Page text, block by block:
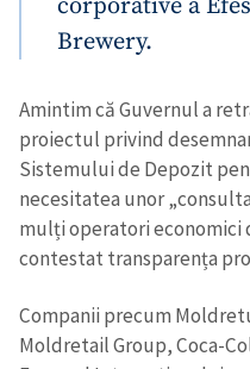
Brewery.
Amintim că Guvernul a
proiectul privind
Sistemului de Depozit
necesitatea unor
mulți operatori
contestat transparența
Companii precum
Moldretail Group, Coca-